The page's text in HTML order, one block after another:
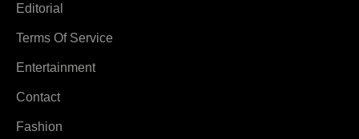
Editorial
Terms Of Service
Entertainment
Contact
Fashion